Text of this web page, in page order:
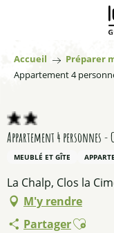
principal
Accueil Préparer
Appartement 4
Appartement 4 personnes -
MEUBLÉ ET GÎTE
La Chalp, Clos la
M'y rendre
PartagerAjouter